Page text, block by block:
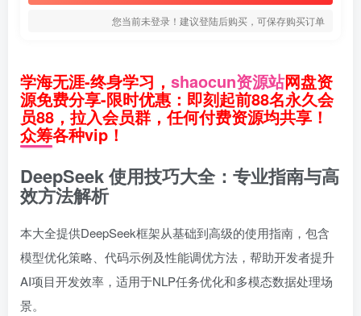
您当前未登录！建议登陆后购买，可保存购买订单
学海无涯-终身学习， shaocun资源站网盘资
源免费分享-限时优惠：即刻起前88名永久会
员88，拉入会员群，任何付费资源均共享！
众筹各种vip！
DeepSeek 使用技巧大全：专业指南与高
效方法解析
本大全提供DeepSeek框架从基础到高级的使用指南，包含
模型优化策略、代码示例及性能调优方法，帮助开发者提升
AI项目开发效率，适用于NLP任务优化和多模态数据处理场
景。